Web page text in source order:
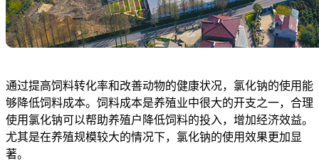
通过提高饲料转化率和改善动物的健康状况，氯化钠的使用能
够降低饲料成本。饲料成本是养殖业中很大的开支之一，合理
使用氯化钠可以帮助养殖户降低饲料的投入，增加经济效益。
尤其是在养殖规模较大的情况下，氯化钠的使用效果更加显
著。